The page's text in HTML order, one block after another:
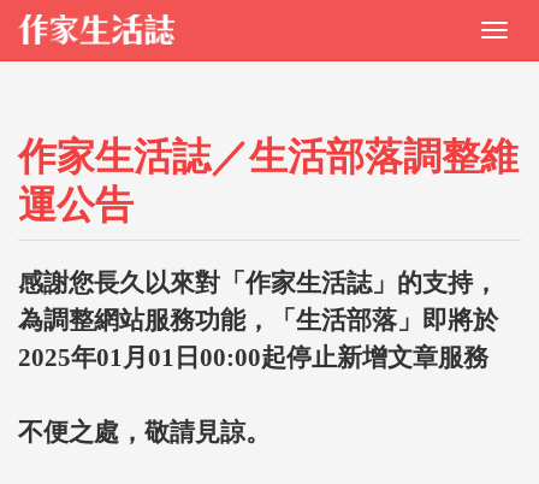
作家生活誌／生活部落調整維
運公告
感謝您長久以來對「作家生活誌」的支持，
為調整網站服務功能，「生活部落」即將於
2025年01月01日00:00起停止新增文章服務
不便之處，敬請見諒。